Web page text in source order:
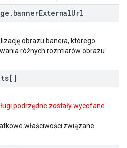
. bannerExternalUrl
obrazu banera, którego
różnych rozmiarów obrazu
podrzędne zostały wycofane.
właściwości związane